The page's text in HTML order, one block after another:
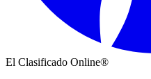
El Clasificado Online®